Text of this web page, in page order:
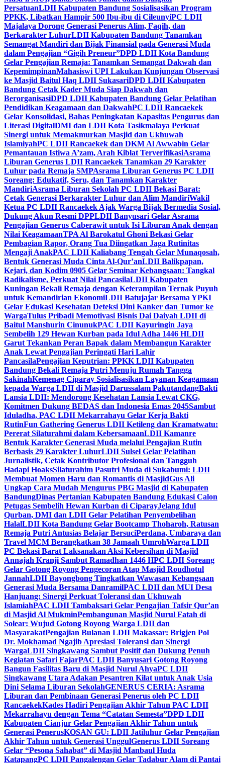
PersatuanLDII Kabupaten Bandung Sosialisasikan Program
PPKK, Libatkan Hampir 500 Ibu-ibu di CileunyiPC LDII
Majalaya Dorong Generasi Penerus Alim, Faqih, dan
Berkarakter LuhurLDII Kabupaten Bandung Tanamkan
Semangat Mandiri dan Bijak Finansial pada Generasi Muda
dalam Pengajian “Gigih Preneur”DPD LDII Kota Bandung
Gelar Pengajian Remaja: Tanamkan Semangat Dakwah dan
KepemimpinanMahasiswi UPI Lakukan Kunjungan Observasi
ke Masjid Baitul Haq LDII SukasariDPD LDII Kabupaten
Bandung Cetak Kader Muda Siap Dakwah dan
BerorganisasiDPD LDII Kabupaten Bandung Gelar Pelatihan
Pendidikan Keagamaan dan DakwahPC LDII Rancaekek
Gelar Konsolidasi, Bahas Peningkatan Kapasitas Pengurus dan
Literasi DigitalDMI dan LDII Kota Tasikmalaya Perkuat
Sinergi untuk Memakmurkan Masjid dan Ukhuwah
IslamiyahPC LDII Rancaekek dan DKM Al Awwabin Gelar
Pemantauan Istiwa A’zam, Arah Kiblat TerverifikasiAsrama
Liburan Generus LDII Rancaekek Tanamkan 29 Karakter
Luhur pada Remaja SMPAsrama Liburan Generus PC LDII
Soreang: Edukatif, Seru, dan Tanamkan Karakter
MandiriAsrama Liburan Sekolah PC LDII Bekasi Barat:
Cetak Generasi Berkarakter Luhur dan Alim MandiriWakil
Ketua PC LDII Rancaekek Ajak Warga Bijak Bermedia Sosial,
Dukung Akun Resmi DPPLDII Banyusari Gelar Asrama
Pengajian Generus Caberawit untuk Isi Liburan Anak dengan
Nilai KeagamaanTPA Al Barokatul Ghoni Bekasi Gelar
Pembagian Rapor, Orang Tua Diingatkan Jaga Rutinitas
Mengaji AnakPAC LDII Kaliabang Tengah Gelar Munaqosah,
Bentuk Generasi Muda Cinta Al-Qur’anLDII Balikpapan,
Kejari, dan Kodim 0905 Gelar Seminar Kebangsaan: Tangkal
Radikalisme, Perkuat Nilai PancasilaLDII Kabupaten
Kuningan Bekali Remaja dengan Keterampilan Ternak Puyuh
untuk Kemandirian EkonomiLDII Batujajar Bersama YPKI
Gelar Edukasi Kesehatan Deteksi Dini Kanker dan Tumor ke
WargaTulus Pribadi Memotivasi Bisnis Dai Daiyah LDII di
Baitul Manshurin CinunukPAC LDII Kayuringin Jaya
Sembelih 129 Hewan Kurban pada Idul Adha 1446 HLDII
Garut Tekankan Peran Bapak dalam Membangun Karakter
Anak Lewat Pengajian Peringati Hari Lahir
PancasilaPengajian Keputrian: PPKK LDII Kabupaten
Bandung Bekali Remaja Putri Menuju Rumah Tangga
SakinahKemenag Ciparay Sosialisasikan Layanan Keagamaan
kepada Warga LDII di Masjid Darussalam PakutandangBakti
Lansia LDII: Mendorong Kesehatan Lansia Lewat CKG,
Komitmen Dukung BEDAS dan Indonesia Emas 2045Sambut
Iduladha, PAC LDII Mekarrahayu Gelar Kerja Bakti
RutinFun Gathering Generus LDII Ketileng dan Kramatwatu:
Pererat Silaturahmi dalam KebersamaanLDII Kamanre
Bentuk Karakter Generasi Muda melalui Pengajian Rutin
Berbasis 29 Karakter LuhurLDII Sulsel Gelar Pelatihan
Jurnalistik, Cetak Kontributor Profesional dan Tangguh
Hadapi HoaksSilaturahim Pasutri Muda di Sukabumi: LDII
Membuat Momen Haru dan Romantis di MasjidGus Ali
Ungkap Cara Mudah Mengurus PBG Masjid di Kabupaten
BandungDinas Pertanian Kabupaten Bandung Edukasi Calon
Petugas Sembelih Hewan Kurban di CiparayJelang Idul
Qurban, DMI dan LDII Gelar Pelatihan Penyembelihan
HalalLDII Kota Bandung Gelar Bootcamp Thoharoh, Ratusan
Remaja Putri Antusias Belajar BersuciPerdana, Umbaraya dan
Travel MCM Berangkatkan 38 Jamaah UmrohWarga LDII
PC Bekasi Barat Laksanakan Aksi Kebersihan di Masjid
Annajah Kranji Sambut Ramadhan 1446 HPC LDII Soreang
Gelar Gotong Royong Pengecoran Atap Masjid Roudhotul
JannahLDII Bayongbong Tingkatkan Wawasan Kebangsaan
Generasi Muda Bersama DanramilPAC LDII dan MUI Desa
Hanjuang: Sinergi Perkuat Toleransi dan Ukhuwah
IslamiahPAC LDII Tambaksari Gelar Pengajian Tafsir Qur’an
di Masjid Al MukminPembangunan Masjid Nurul Fatah di
Solear: Wujud Gotong Royong Warga LDII dan
MasyarakatPengajian Bulanan LDII Makassar: Brigjen Pol
Dr. Mokhamad Ngajib Apresiasi Toleransi dan Sinergi
WargaLDII Singkawang Sambut Positif dan Dukung Penuh
Kegiatan Safari FajarPAC LDII Banyusari Gotong Royong
Bangun Fasilitas Baru di Masjid Nurul AhyaPC LDII
Singkawang Utara Adakan Pesantren Kilat untuk Anak Usia
Dini Selama Liburan SekolahGENERUS CERIA: Asrama
Liburan dan Pembinaan Generasi Penerus oleh PC LDII
RancaekekKades Hadiri Pengajian Akhir Tahun PAC LDII
Mekarrahayu dengan Tema “Catatan Semesta”DPD LDII
Kabupaten Cianjur Gelar Pengajian Akhir Tahun untuk
Generasi PenerusKOSAN GU: LDII Jatiluhur Gelar Pengajian
Akhir Tahun untuk Generasi UnggulGenerus LDII Soreang
Gelar “Pesona Sahabat” di Masjid Manbaul Huda
KatapangPC LDII Pangalengan Gelar Tadabur Alam di Pantai